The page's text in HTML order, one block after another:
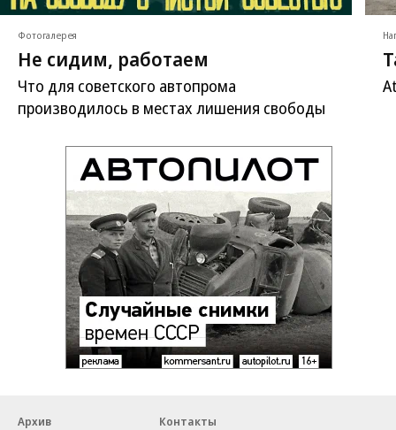
Фотогалерея
Не сидим, работаем
Что для советского автопрома
производилось в местах лишения свободы
Архив Контакты